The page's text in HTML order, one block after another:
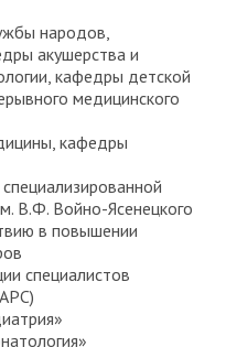
народов,
акушерства и
кафедры детской
медицинского
кафедры
В.Ф. Войно-Ясенецкого
в повышении
специалистов